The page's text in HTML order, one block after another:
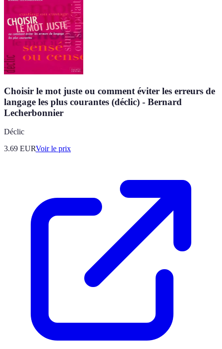
Choisir le mot juste ou comment éviter les erreurs de
langage les plus courantes (déclic) - Bernard
Lecherbonnier
Déclic
3.69 EURVoir le prix